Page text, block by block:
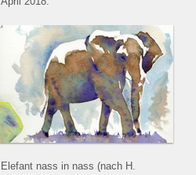
Elefant nass in nass (nach H.